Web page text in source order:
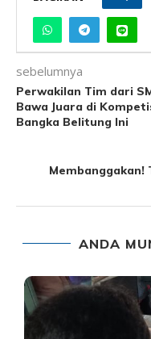
sebelumnya
Perwakilan Tim dari
Bawa Juara di
Bangka Belitung Ini
Membanggakan!
ANDA